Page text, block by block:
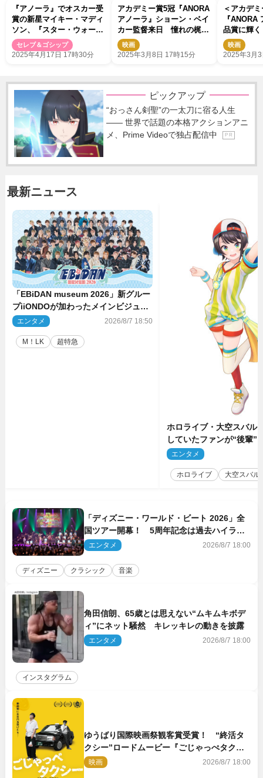
『アノーラ』でオスカー受
賞の新星マイキー・マディ
ソン、『スター・ウォー
ズ』最新作出演を断る
セレブ＆ゴシップ
2025年4月17日 17時30分
アカデミー賞5冠『ANORA
アノーラ』ショーン・ベイ
カー監督来日 憧れの梶芽
衣子とハグ
映画
2025年3月8日 17時15分
＜アカデ
『ANORA
品賞に輝
ダンサー
方を描く
映画
2025年3月
ピックアップ
“おっさん剣聖”の一太刀に宿る人生
―― 世界で話題の本格アクションアニ
メ、Prime Videoで独占配信中
P R
最新ニュース
「EBiDAN museum 2026」新グルー
プiiONDOが加わったメインビジュア
ル公開！ 開催記念グッズラインナッ
エンタメ 2026/8/7 18:50
M！LK 超特急
ホロライブ・大空スバル
していたファンが“後輩”
もしかしてあのときの？
エンタメ
ホロライブ 大空スバル
「ディズニー・ワールド・ビート 2026」全
国ツアー開幕！ 5周年記念は過去ハイライ
ト＆クルーズ旅を大満喫！【潜入レポート】
エンタメ 2026/8/7 18:00
ディズニー クラシック 音楽
角田信朗、65歳とは思えない“ムキムキボデ
ィ”にネット騒然 キレッキレの動きを披露
エンタメ 2026/8/7 18:00
インスタグラム
ゆうばり国際映画祭観客賞受賞！ “終活タ
クシー”ロードムービー『ごじゃっぺタクシ
ー』10月公開＆予告解禁
映画 2026/8/7 18:00